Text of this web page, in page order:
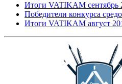
Итоги VATIKAM сентябрь
Победители конкурса
Итоги VATIKAM август